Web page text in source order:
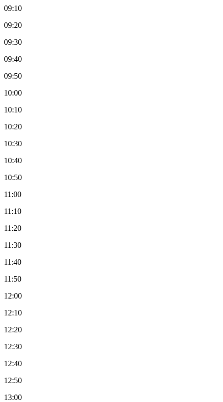
09:10
09:20
09:30
09:40
09:50
10:00
10:10
10:20
10:30
10:40
10:50
11:00
11:10
11:20
11:30
11:40
11:50
12:00
12:10
12:20
12:30
12:40
12:50
13:00